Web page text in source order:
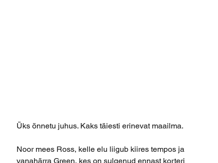
Üks õnnetu juhus. Kaks täiesti erinevat maailma.
Noor mees Ross, kelle elu liigub kiires tempos ja
vanahärra Green, kes on sulgenud ennast korteri